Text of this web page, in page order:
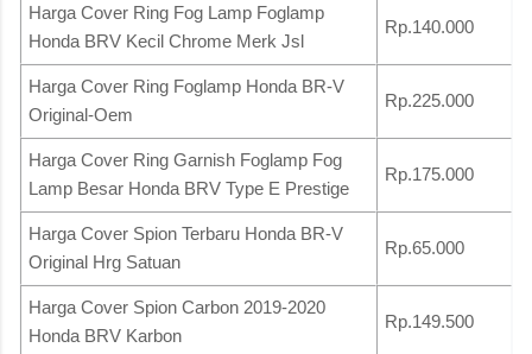
Harga Cover Ring Fog Lamp Foglamp
Honda BRV Kecil Chrome Merk Jsl
Rp.140.000
Harga Cover Ring Foglamp Honda BR-V
Original-Oem
Rp.225.000
Harga Cover Ring Garnish Foglamp Fog
Lamp Besar Honda BRV Type E Prestige
Rp.175.000
Harga Cover Spion Terbaru Honda BR-V
Original Hrg Satuan
Rp.65.000
Harga Cover Spion Carbon 2019-2020
Honda BRV Karbon
Rp.149.500